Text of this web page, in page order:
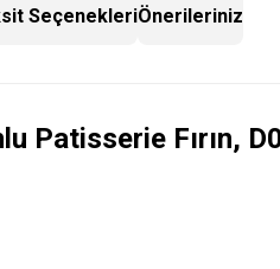
SeçenekleriÖnerileriniz
Patisserie Fırın,